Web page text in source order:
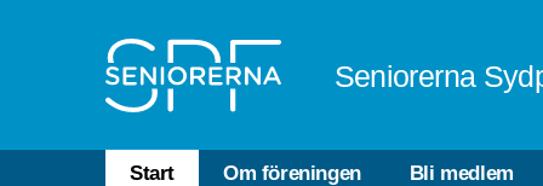
Seniorerna
Start Om föreningen Bli medlem